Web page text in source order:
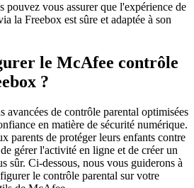
pouvez vous assurer que l'expérience de
la Freebox est sûre et adaptée à son
le McAfee contrôle
?
avancées de contrôle parental optimisées
en matière de sécurité numérique.
parents de protéger leurs enfants contre
gérer l'activité en ligne et de créer un
sûr. Ci-dessous, nous vous guiderons à
le contrôle parental sur votre